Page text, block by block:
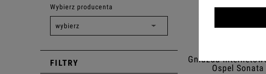
Wybierz producenta
FILTRY
Gniazda
Ospel Sonata